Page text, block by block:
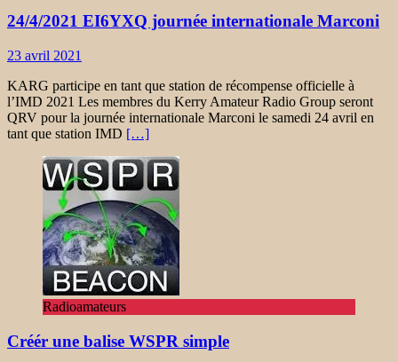
24/4/2021 EI6YXQ journée internationale Marconi
23 avril 2021
KARG participe en tant que station de récompense officielle à
l’IMD 2021 Les membres du Kerry Amateur Radio Group seront
QRV pour la journée internationale Marconi le samedi 24 avril en
tant que station IMD […]
Radioamateurs
Créér une balise WSPR simple